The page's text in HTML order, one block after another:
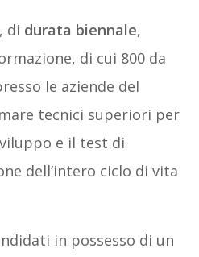
di durata biennale,
di cui 800 da
le aziende del
tecnici superiori per
e il test di
dell’intero ciclo di vita
in possesso di un